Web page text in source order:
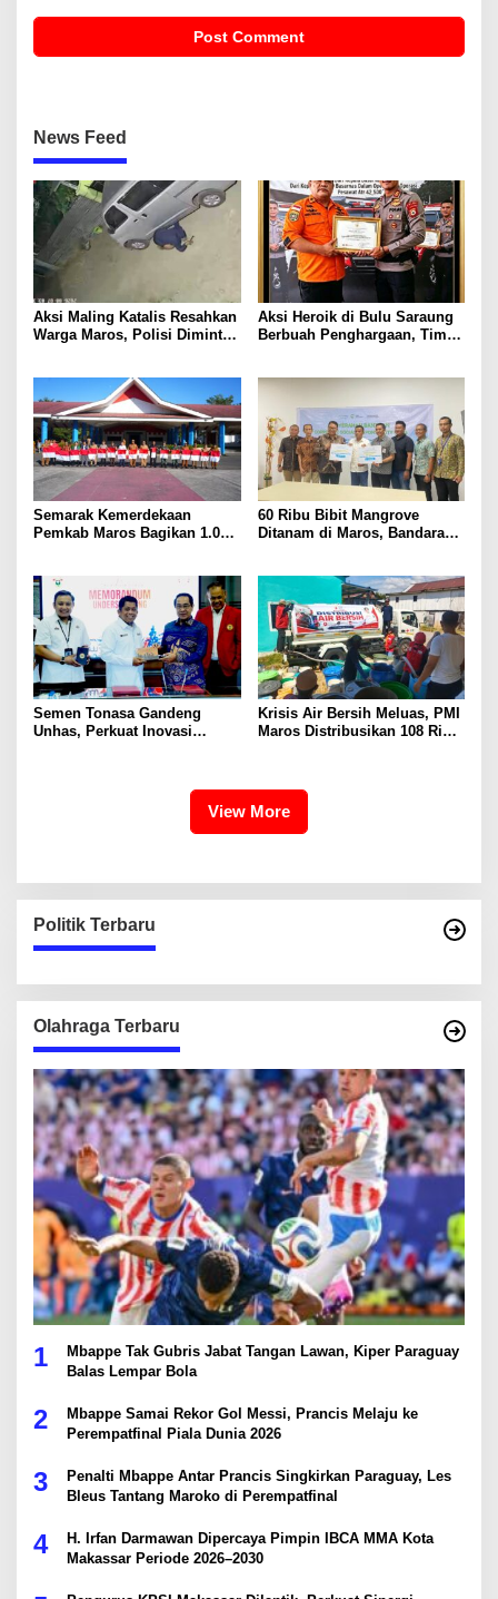
News Feed
Aksi Maling Katalis Resahkan
Warga Maros, Polisi Diminta
Aksi Heroik di Bulu Saraung
Berbuah Penghargaan, Tim
Semarak Kemerdekaan
Pemkab Maros Bagikan 1.000
60 Ribu Bibit Mangrove
Ditanam di Maros, Bandara
Semen Tonasa Gandeng
Unhas, Perkuat Inovasi
Krisis Air Bersih Meluas, PMI
Maros Distribusikan 108 Ribu
View More
Politik Terbaru
Olahraga Terbaru
1
Mbappe Tak Gubris Jabat Tangan Lawan, Kiper Paraguay
Balas Lempar Bola
2
Mbappe Samai Rekor Gol Messi, Prancis Melaju ke
Perempatfinal Piala Dunia 2026
3
Penalti Mbappe Antar Prancis Singkirkan Paraguay, Les
Bleus Tantang Maroko di Perempatfinal
4
H. Irfan Darmawan Dipercaya Pimpin IBCA MMA Kota
Makassar Periode 2026–2030